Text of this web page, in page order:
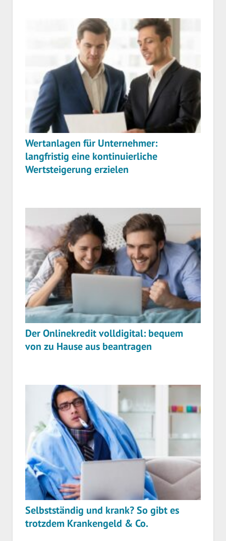
Wertanlagen für Unternehmer:
langfristig eine kontinuierliche
Wertsteigerung erzielen
Der Onlinekredit volldigital: bequem
von zu Hause aus beantragen
Selbstständig und krank? So gibt es
trotzdem Krankengeld & Co.